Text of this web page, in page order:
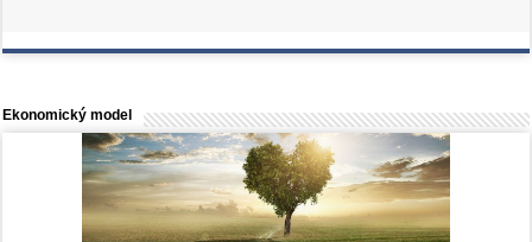
Ekonomický model